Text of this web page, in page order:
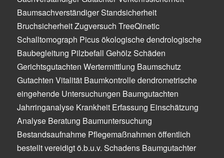
Baumsachverständiger Standsicherheit
Bruchsicherheit Zugversuch TreeQinetic
Schalltomograph Picus ökologische dendrologische
Baubegleitung Pilzbefall Gehölz Schäden
Gerichtsgutachten Wertermittlung Baumschutz
Gutachten Vitalität Baumkontrolle dendrometrische
eingehende Untersuchungen Baumgutachten
Jahrringanalyse Krankheit Erfassung Einschätzung
Analyse Beratung Baumuntersuchung
Bestandsaufnahme Pflegemaßnahmen öffentlich
bestellt vereidigt ö.b.u.v. Schadens Baumgutachter